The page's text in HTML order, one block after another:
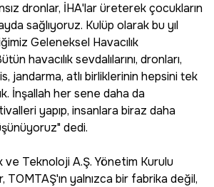
dronlar, İHA'lar üreterek çocukların
sağlıyoruz. Kulüp olarak bu yıl
Geleneksel Havacılık
havacılık sevdalılarını, dronları,
jandarma, atlı birliklerinin hepsini tek
İnşallah her sene daha da
yapıp, insanlara biraz daha
dedi.
ve Teknoloji A.Ş. Yönetim Kurulu
TOMTAŞ'ın yalnızca bir fabrika değil,